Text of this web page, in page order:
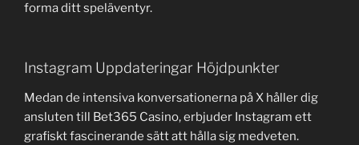
forma ditt speläventyr.
Instagram Uppdateringar Höjdpunkter
Medan de intensiva konversationerna på X håller dig
ansluten till Bet365 Casino, erbjuder Instagram ett
grafiskt fascinerande sätt att hålla sig medveten.